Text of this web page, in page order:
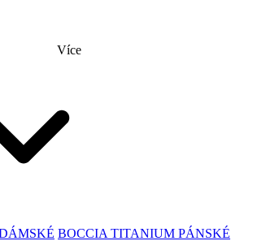
Více
BOCCIA TITANIUM PÁNSKÉ